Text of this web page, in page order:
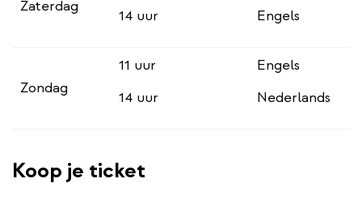
Zaterdag
14 uur
Engels
Zondag
11 uur
14 uur
Engels
Nederlands
Koop je ticket